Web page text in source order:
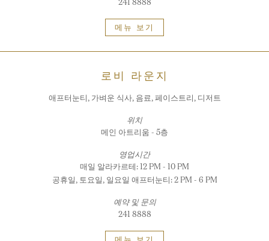
241 8888
메뉴 보기
로비 라운지
애프터눈티, 가벼운 식사, 음료, 페이스트리, 디저트
위치
메인 아트리움 - 5층
영업시간
매일 알라카르테: 12 PM - 10 PM
공휴일, 토요일, 일요일 애프터눈티: 2 PM - 6 PM
예약 및 문의
241 8888